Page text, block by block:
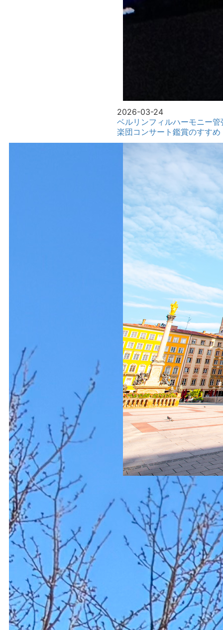
2026-03-24
ベルリンフィルハーモニー管
楽団コンサート鑑賞のすすめ